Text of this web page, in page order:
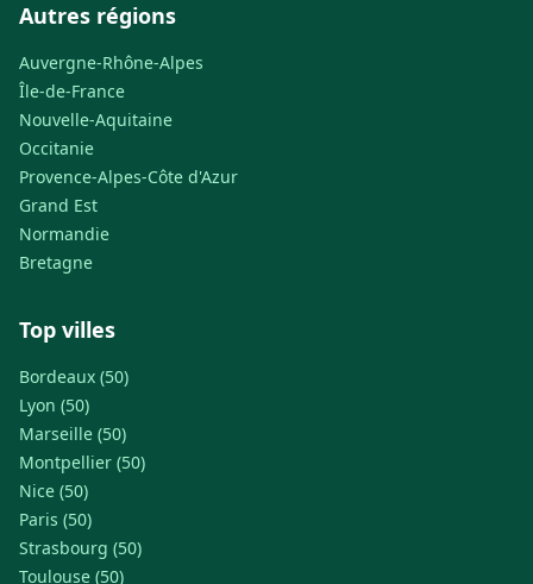
Autres régions
Auvergne-Rhône-Alpes
Île-de-France
Nouvelle-Aquitaine
Occitanie
Provence-Alpes-Côte d'Azur
Grand Est
Normandie
Bretagne
Top villes
Bordeaux (50)
Lyon (50)
Marseille (50)
Montpellier (50)
Nice (50)
Paris (50)
Strasbourg (50)
Toulouse (50)